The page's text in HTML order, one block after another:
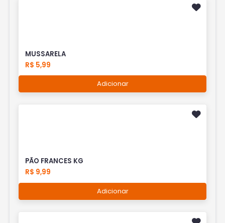
MUSSARELA
R$ 5,99
Adicionar
PÃO FRANCES KG
R$ 9,99
Adicionar